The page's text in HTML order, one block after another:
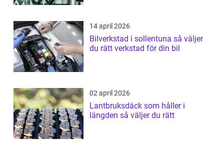
14 april 2026
Bilverkstad i sollentuna så väljer
du rätt verkstad för din bil
02 april 2026
Lantbruksdäck som håller i
längden så väljer du rätt